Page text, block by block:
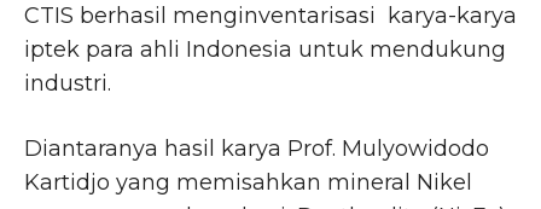
CTIS berhasil menginventarisasi karya-karya
iptek para ahli Indonesia untuk mendukung
industri.
Diantaranya hasil karya Prof. Mulyowidodo
Kartidjo yang memisahkan mineral Nikel